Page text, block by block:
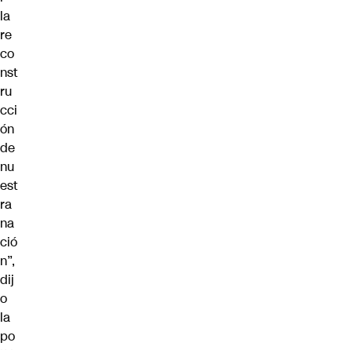
la
re
co
nst
ru
cci
ón
de
nu
est
ra
na
ció
n”,
dij
o
la
po